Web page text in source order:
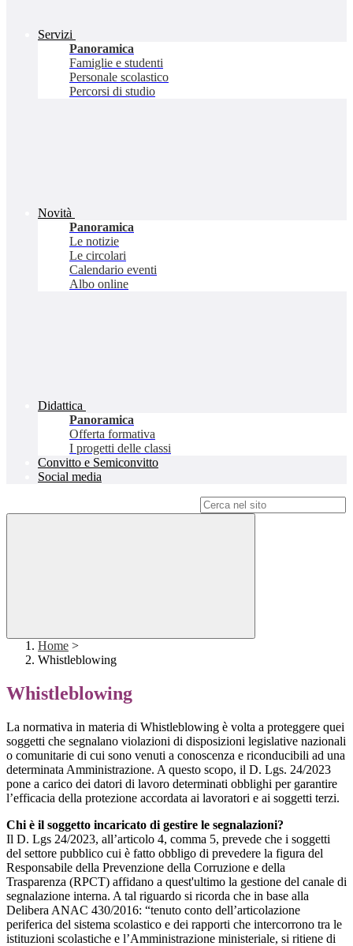
Servizi
Panoramica
Famiglie e studenti
Personale scolastico
Percorsi di studio
Novità
Panoramica
Le notizie
Le circolari
Calendario eventi
Albo online
Didattica
Panoramica
Offerta formativa
I progetti delle classi
Convitto e Semiconvitto
Social media
Home >
Whistleblowing
Whistleblowing
La normativa in materia di Whistleblowing è volta a proteggere quei
soggetti che segnalano violazioni di disposizioni legislative nazionali
o comunitarie di cui sono venuti a conoscenza e riconducibili ad una
determinata Amministrazione. A questo scopo, il D. Lgs. 24/2023
pone a carico dei datori di lavoro determinati obblighi per garantire
l’efficacia della protezione accordata ai lavoratori e ai soggetti terzi.
Chi è il soggetto incaricato di gestire le segnalazioni?
Il D. Lgs 24/2023, all’articolo 4, comma 5, prevede che i soggetti
del settore pubblico cui è fatto obbligo di prevedere la figura del
Responsabile della Prevenzione della Corruzione e della
Trasparenza (RPCT) affidano a quest'ultimo la gestione del canale di
segnalazione interna. A tal riguardo si ricorda che in base alla
Delibera ANAC 430/2016: “tenuto conto dell’articolazione
periferica del sistema scolastico e dei rapporti che intercorrono tra le
istituzioni scolastiche e l’Amministrazione ministeriale, si ritiene di